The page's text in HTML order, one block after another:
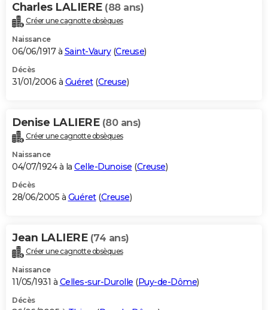
Charles LALIERE (88 ans)
Créer une cagnotte obsèques
Naissance
06/06/1917 à Saint-Vaury(Creuse)
Décès
31/01/2006 à Guéret(Creuse)
Denise LALIERE (80 ans)
Créer une cagnotte obsèques
Naissance
04/07/1924 à la Celle-Dunoise (Creuse)
Décès
28/06/2005 à Guéret(Creuse)
Jean LALIERE (74 ans)
Créer une cagnotte obsèques
Naissance
11/05/1931 à Celles-sur-Durolle (Puy-de-Dôme)
Décès